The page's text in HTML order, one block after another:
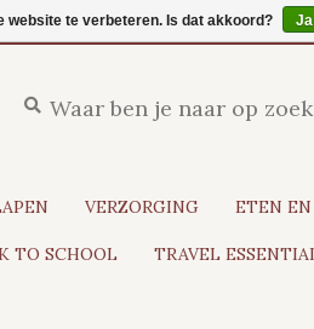
VERZORGING ETEN
TO SCHOOL TRAVEL
website te verbeteren. Is dat akkoord? Ja